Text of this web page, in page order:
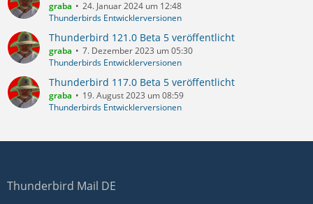
graba
24. Januar 2024 um 12:48
Thunderbirds Entwicklerversionen
Thunderbird 121.0 Beta 5 veröffentlicht
graba
7. Dezember 2023 um 05:30
Thunderbirds Entwicklerversionen
Thunderbird 117.0 Beta 5 veröffentlicht
graba
19. August 2023 um 08:59
Thunderbirds Entwicklerversionen
Thunderbird Mail DE